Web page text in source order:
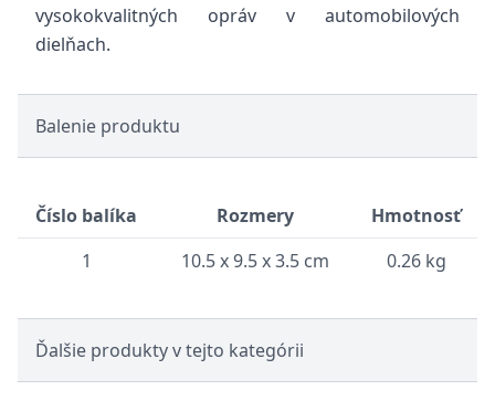
vysokokvalitných opráv v automobilových
dielňach.
Balenie produktu
Číslo balíka Rozmery
Hmotnosť
1
10.5 x 9.5 x 3.5 cm 0.26 kg
Ďalšie produkty v tejto kategórii